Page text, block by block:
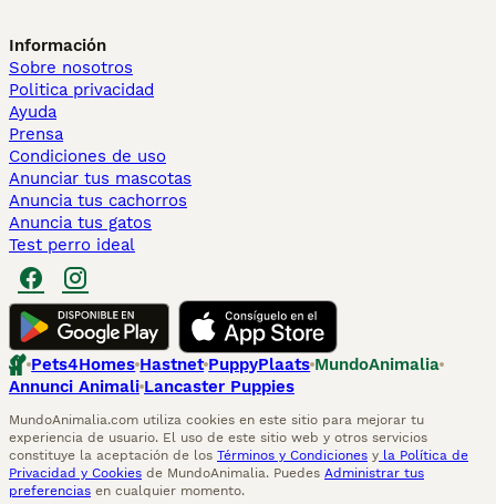
Información
Sobre nosotros
Politica privacidad
Ayuda
Prensa
Condiciones de uso
Anunciar tus mascotas
Anuncia tus cachorros
Anuncia tus gatos
Test perro ideal
Pets4Homes Hastnet PuppyPlaats MundoAnimalia
Annunci Animali Lancaster Puppies
MundoAnimalia.com utiliza cookies en este sitio para mejorar tu
experiencia de usuario. El uso de este sitio web y otros servicios
constituye la aceptación de los Términos y Condiciones y la Política de
Privacidad y Cookies de MundoAnimalia. Puedes Administrar tus
preferencias en cualquier momento.